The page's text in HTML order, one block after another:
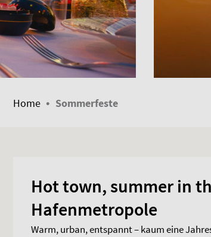
Home • Sommerfeste
Hot town, summer in
Hafenmetropole
Warm, urban, entspannt – kaum eine